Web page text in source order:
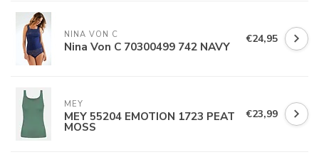
NINA VON C
Nina Von C 70300499 742 NAVY €24,95
MEY
MEY 55204 EMOTION 1723 PEAT
MOSS
€23,99